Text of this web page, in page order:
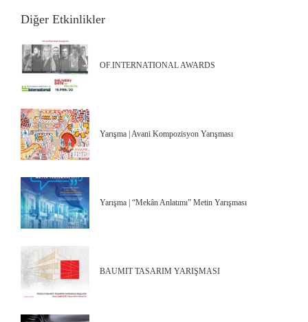
Diğer Etkinlikler
OF.INTERNATIONAL AWARDS
Yarışma | Avani Kompozisyon Yarışması
Yarışma | “Mekân Anlatımı” Metin Yarışması
BAUMIT TASARIM YARIŞMASI